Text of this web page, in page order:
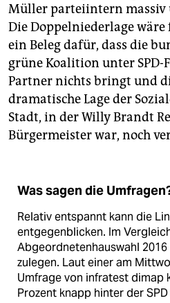
Müller parteiintern massiv
Die Doppelniederlage
ein Beleg dafür, dass die
grüne Koalition unter
Partner nichts bringt und
dramatische Lage der
Stadt, in der Willy Brandt
Bürgermeister war, noch
Was sagen die
Relativ entspannt kann die
entgegenblicken. Im
Abgeordnetenhauswahl
zulegen. Laut einer am
Umfrage von infratest dimap
Prozent knapp hinter der